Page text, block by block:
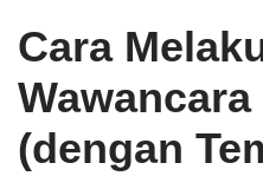
Cara
(dengan